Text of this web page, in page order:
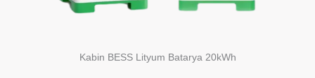
Kabin BESS Lityum Batarya 20kWh